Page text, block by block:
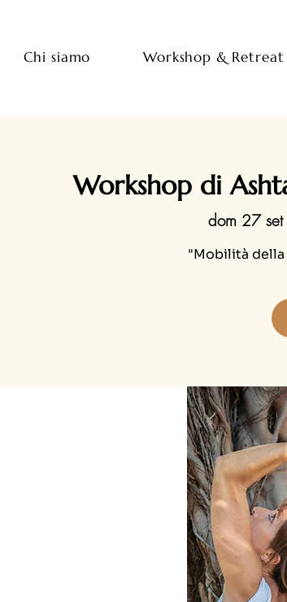
Chi siamo Workshop & Retreat
Workshop di
dom 27 set
"Mobilità